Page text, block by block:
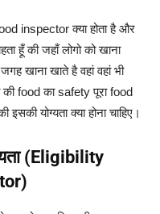
inspector क्या होता है और
हूँ की जहाँ लोगो को खाना
खाना खाते है वहां वहां भी
की food का safety पूरा food
योग्यता क्या होना चाहिए।
(Eligibility